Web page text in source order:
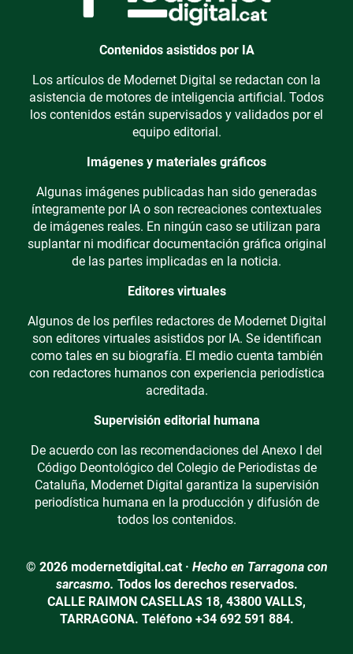
Contenidos asistidos por IA
Los artículos de Modernet Digital se redactan con la
asistencia de motores de inteligencia artificial. Todos
los contenidos están supervisados y validados por el
equipo editorial.
Imágenes y materiales gráficos
Algunas imágenes publicadas han sido generadas
íntegramente por IA o son recreaciones contextuales
de imágenes reales. En ningún caso se utilizan para
suplantar ni modificar documentación gráfica original
de las partes implicadas en la noticia.
Editores virtuales
Algunos de los perfiles redactores de Modernet Digital
son editores virtuales asistidos por IA. Se identifican
como tales en su biografía. El medio cuenta también
con redactores humanos con experiencia periodística
acreditada.
Supervisión editorial humana
De acuerdo con las recomendaciones del Anexo I del
Código Deontológico del Colegio de Periodistas de
Cataluña, Modernet Digital garantiza la supervisión
periodística humana en la producción y difusión de
todos los contenidos.
© 2026 modernetdigital.cat · Hecho en Tarragona con
sarcasmo. Todos los derechos reservados.
CALLE RAIMON CASELLAS 18, 43800 VALLS,
TARRAGONA. Teléfono +34 692 591 884.